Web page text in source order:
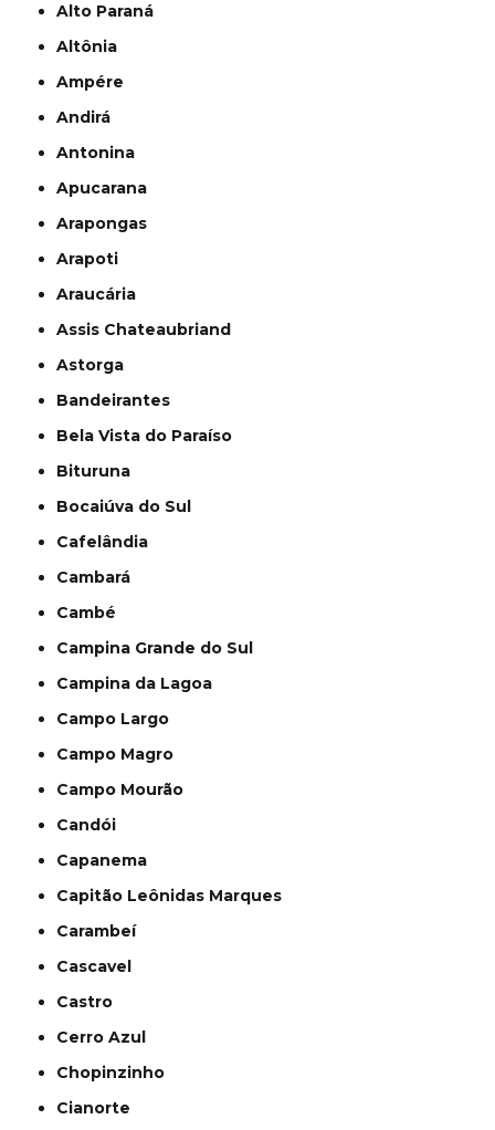
Alto Paraná
Altônia
Ampére
Andirá
Antonina
Apucarana
Arapongas
Arapoti
Araucária
Assis Chateaubriand
Astorga
Bandeirantes
Bela Vista do Paraíso
Bituruna
Bocaiúva do Sul
Cafelândia
Cambará
Cambé
Campina Grande do Sul
Campina da Lagoa
Campo Largo
Campo Magro
Campo Mourão
Candói
Capanema
Capitão Leônidas Marques
Carambeí
Cascavel
Castro
Cerro Azul
Chopinzinho
Cianorte